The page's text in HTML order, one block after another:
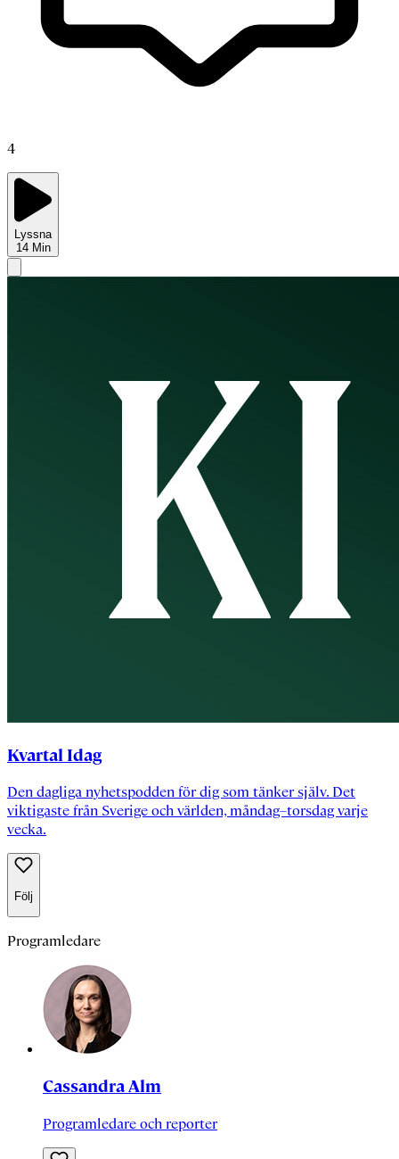
4
Lyssna
14 Min
Kvartal Idag
Den dagliga nyhetspodden för dig som tänker själv. Det
viktigaste från Sverige och världen, måndag–torsdag varje
vecka.
Följ
Programledare
Cassandra Alm
Programledare och reporter